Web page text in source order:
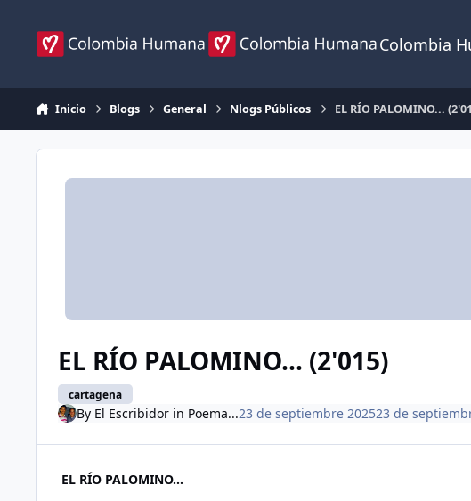
Colombia
Inicio Blogs General Nlogs Públicos EL RÍO PALOMINO...
EL RÍO PALOMINO... (2'015)
cartagena
By El Escribidorin Poema...23 de septiembre 202523 de
EL RÍO PALOMINO...